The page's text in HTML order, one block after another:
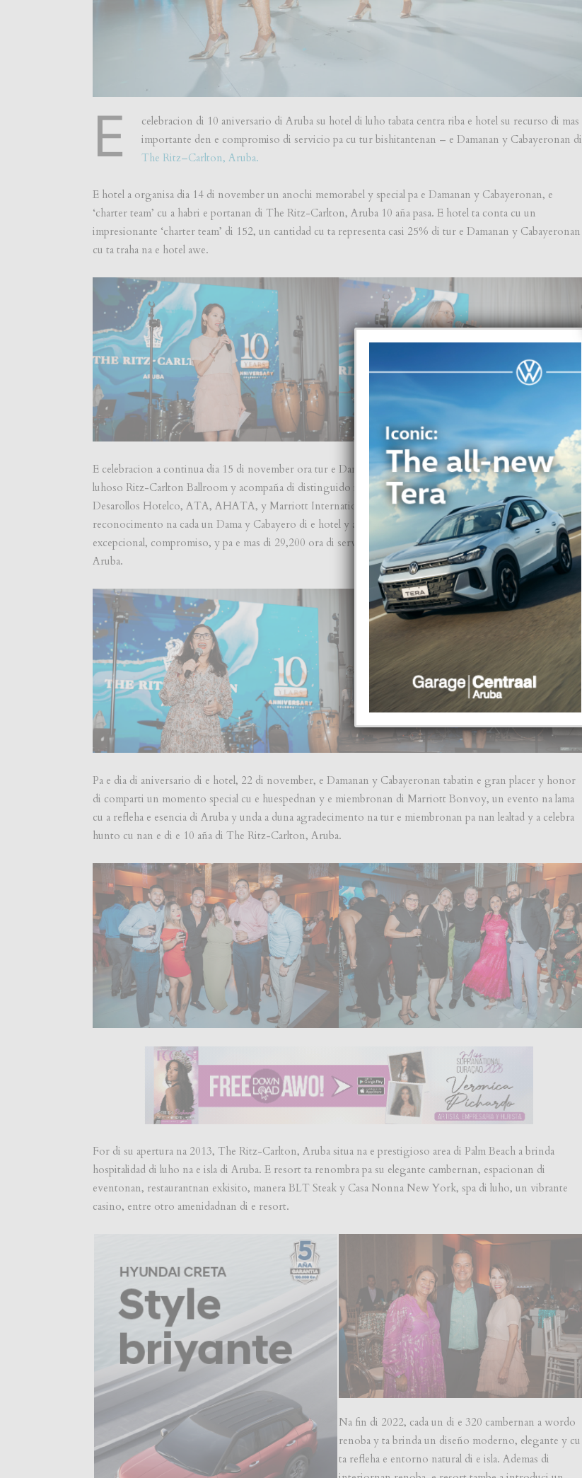
E
celebracion di 10 aniversario di Aruba su hotel di luho tabata centra riba e hotel su recurso di mas
importante den e compromiso di servicio pa cu tur bishitantenan – e Damanan y Cabayeronan di
The Ritz–Carlton, Aruba.
E hotel a organisa dia 14 di november un anochi memorabel y special pa e Damanan y Cabayeronan, e
‘charter team’ cu a habri e portanan di The Ritz-Carlton, Aruba 10 aña pasa. E hotel ta conta cu un
impresionante ‘charter team’ di 152, un cantidad cu ta representa casi 25% di tur e Damanan y Cabayeronan
cu ta traha na e hotel awe.
E celebracion a continua dia 15 di november ora tur e Damanan y Cabayeronan di e hotel tabata invita den e
luhoso Ritz-Carlton Ballroom y acompaña di distinguido invitadonan manera representantenan di
Desarollos Hotelco, ATA, AHATA, y Marriott International. Un celebracion inolvidabel unda a duna
reconocimento na cada un Dama y Cabayero di e hotel y a gradici nan pa nan dedicacion, servicio
excepcional, compromiso, y pa e mas di 29,200 ora di servicio na Community Footprints y nos isla stima,
Aruba.
Pa e dia di aniversario di e hotel, 22 di november, e Damanan y Cabayeronan tabatin e gran placer y honor
di comparti un momento special cu e huespednan y e miembronan di Marriott Bonvoy, un evento na lama
cu a refleha e esencia di Aruba y unda a duna agradecimento na tur e miembronan pa nan lealtad y a celebra
hunto cu nan e di e 10 aña di The Ritz-Carlton, Aruba.
For di su apertura na 2013, The Ritz-Carlton, Aruba situa na e prestigioso area di Palm Beach a brinda
hospitalidad di luho na e isla di Aruba. E resort ta renombra pa su elegante cambernan, espacionan di
eventonan, restaurantnan exkisito, manera BLT Steak y Casa Nonna New York, spa di luho, un vibrante
casino, entre otro amenidadnan di e resort.
Na fin di 2022, cada un di e 320 cambernan a wordo
renoba y ta brinda un diseño moderno, elegante y cu
ta refleha e entorno natural di e isla. Ademas di